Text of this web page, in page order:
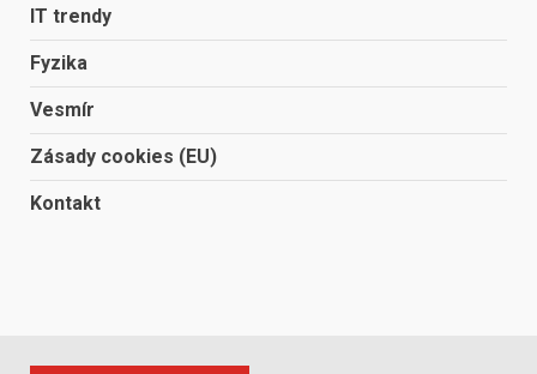
IT trendy
Fyzika
Vesmír
Zásady cookies (EU)
Kontakt